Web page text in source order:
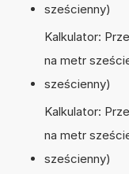
sześcienny)
Kalkulator:
na metr
sześcienny)
Kalkulator:
na metr
sześcienny)